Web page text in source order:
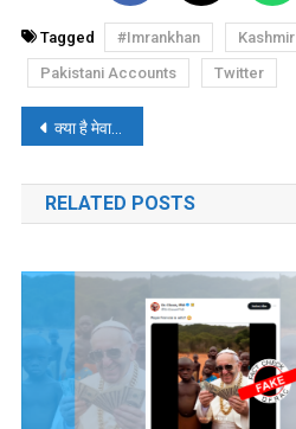
Tagged #Imrankhan Kashmir
Pakistani Accounts
Twitter
पोस्ट
नेविगेशन
क्या है मेवात में पुलिस लाठीचार्ज के वायरल वीडियो की सच्चाई? पढ़ें, फ़ैक्ट-चेक
RELATED POSTS